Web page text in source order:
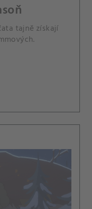
tajně získají